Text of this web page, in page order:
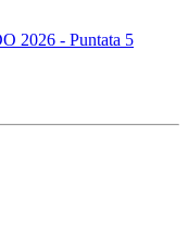
2026 - Puntata 5